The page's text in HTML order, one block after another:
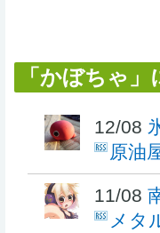
「かぼちゃ
12/08
原油
11/08
メタ